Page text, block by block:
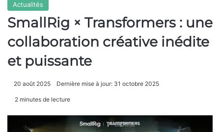
Actualités
SmallRig × Transformers : une
collaboration créative inédite
et puissante
20 août 2025 Dernière mise à jour: 31 octobre 2025
2 minutes de lecture